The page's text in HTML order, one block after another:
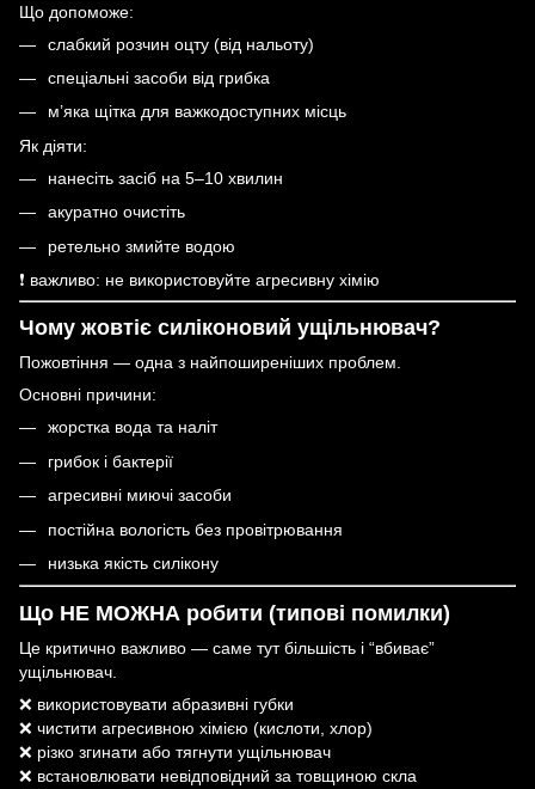
Що допоможе:
слабкий розчин оцту (від нальоту)
спеціальні засоби від грибка
м’яка щітка для важкодоступних місць
Як діяти:
нанесіть засіб на 5–10 хвилин
акуратно очистіть
ретельно змийте водою
❗ важливо: не використовуйте агресивну хімію
Чому жовтіє силіконовий ущільнювач?
Пожовтіння — одна з найпоширеніших проблем.
Основні причини:
жорстка вода та наліт
грибок і бактерії
агресивні миючі засоби
постійна вологість без провітрювання
низька якість силікону
Що НЕ МОЖНА робити (типові помилки)
Це критично важливо — саме тут більшість і “вбиває”
ущільнювач.
❌ використовувати абразивні губки
❌ чистити агресивною хімією (кислоти, хлор)
❌ різко згинати або тягнути ущільнювач
❌ встановлювати невідповідний за товщиною скла